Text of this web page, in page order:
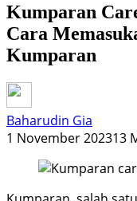
Kumparan
Cara
Kumparan
Baharudin Gia
1 November 202313